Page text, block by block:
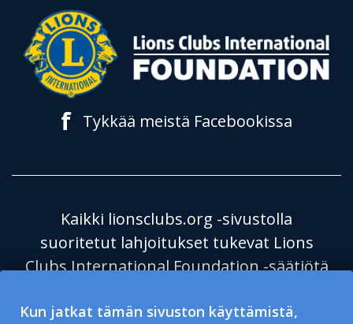
Kun jatkat tämän sivuston käyttämistä,
f Tykkää meistä Facebookissa
Kaikki lionsclubs.org -sivustolla
suoritetut lahjoitukset tukevat Lions
Clubs International Foundation -säätiötä
hyväntekeväisyysjärjestö 501(c)(3). Lions